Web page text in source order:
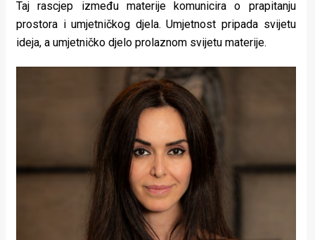
Taj rascjep između materije komunicira o prapitanju
prostora i umjetničkog djela. Umjetnost pripada svijetu
ideja, a umjetničko djelo prolaznom svijetu materije.